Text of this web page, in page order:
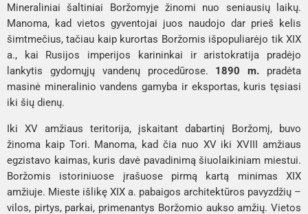
Mineraliniai šaltiniai Boržomyje žinomi nuo seniausių laikų.
Manoma, kad vietos gyventojai juos naudojo dar prieš kelis
šimtmečius, tačiau kaip kurortas Boržomis išpopuliarėjo tik XIX
a., kai Rusijos imperijos karininkai ir aristokratija pradėjo
lankytis gydomųjų vandenų procedūrose. 1890 m. pradėta
masinė mineralinio vandens gamyba ir eksportas, kuris tęsiasi
iki šių dienų.
Iki XV amžiaus teritorija, įskaitant dabartinį Boržomį, buvo
žinoma kaip Tori. Manoma, kad čia nuo XV iki XVIII amžiaus
egzistavo kaimas, kuris davė pavadinimą šiuolaikiniam miestui.
Boržomis istoriniuose įrašuose pirmą kartą minimas XIX
amžiuje. Mieste išlikę XIX a. pabaigos architektūros pavyzdžių –
vilos, pirtys, parkai, primenantys Boržomio aukso amžių. Vietos